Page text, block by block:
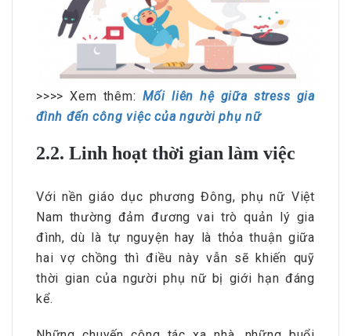
>>>> Xem thêm: Mối liên hệ giữa stress gia
đình đến công việc của người phụ nữ
2.2. Linh hoạt thời gian làm việc
Với nền giáo dục phương Đông, phụ nữ Việt
Nam thường đảm đương vai trò quản lý gia
đình, dù là tự nguyện hay là thỏa thuận giữa
hai vợ chồng thì điều này vẫn sẽ khiến quỹ
thời gian của người phụ nữ bị giới hạn đáng
kể.